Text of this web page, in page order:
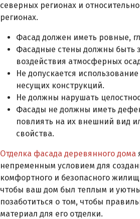
северных регионах и
регионах.
Фасад должен иметь ровные,
Фасадные стены должны быть
воздействия атмосферных
Не допускается
несущих конструкций.
Не должны нарушать
Фасады не должны иметь
повлиять на их внешний вид
свойства.
Отделка фасада деревянного дома
непременным условием для
комфортного и безопасного
чтобы ваш дом был теплым и
позаботиться о том, чтобы
материал для его отделки.